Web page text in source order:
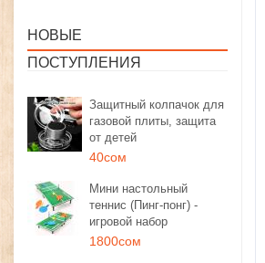
НОВЫЕ
ПОСТУПЛЕНИЯ
Защитный колпачок для
газовой плиты, защита
от детей
40сом
Мини настольный
теннис (Пинг-понг) -
игровой набор
1800сом